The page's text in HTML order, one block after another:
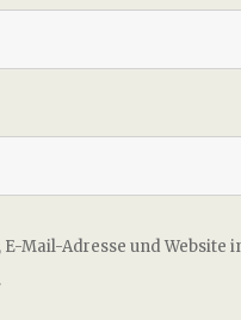
E-Mail-Adresse und